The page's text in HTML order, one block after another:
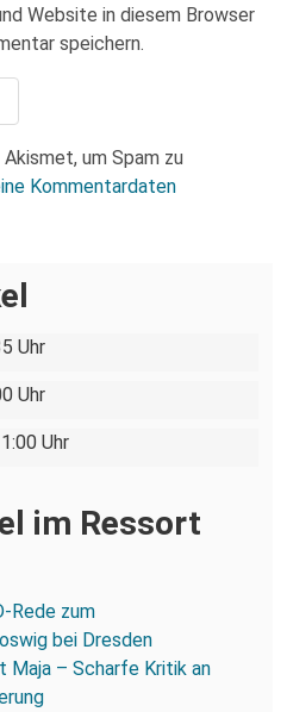
Website in diesem Browser
speichern.
um Spam zu
Kommentardaten
Belegschaft“ –
Uhr
Kinderladen Conni
Uhr Stadt hat Nazis
Uhr
im Ressort
Rede zum
bei Dresden
Maja – Scharfe Kritik an